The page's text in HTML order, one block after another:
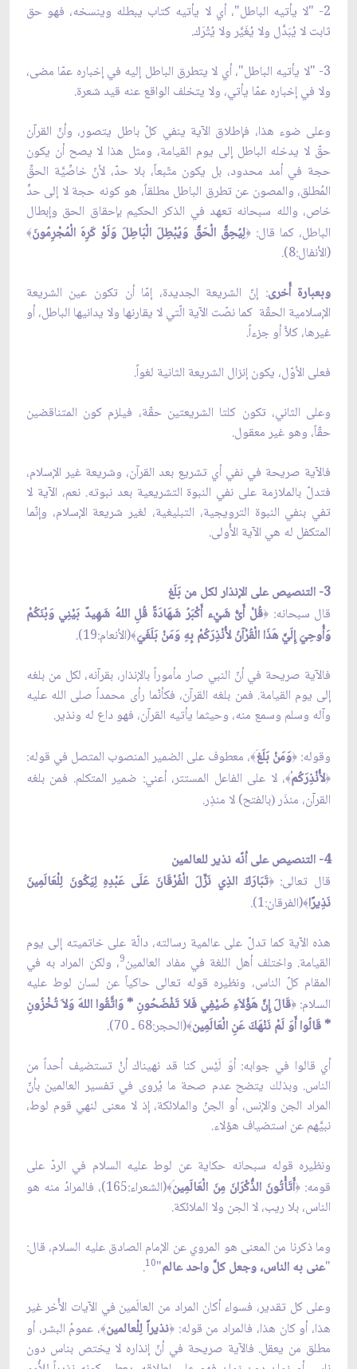
2- "لا يأتيه الباطل"، أي لا يأتيه كتاب يبطله وينسخه، فهو حق
ثابت لا يُبَدَّل ولا يُغَيَّر ولا يُتْرَك.
3- "لا يأتيه الباطل"، أي لا يتطرق الباطل إليه في إخباره عمّا مضى،
ولا في إخباره عمّا يأتي، ولا يتخلف الواقع عنه قيد شعرة.
وعلى ضوء هذا، فإطلاق الآية ينفي كلّ باطل يتصور، وأنّ القرآن
حقّ لا يدخله الباطل إلى يوم القيامة، ومثل هذا لا يصح أن يكون
حجة في أمد محدود، بل يكون متّبعاً، بلا حدّ، لأنّ خاصِّيَّة الحقِّ
المُطلق، والمصون عن تطرق الباطل مطلقاً، هو كونه حجة لا إلى حدٍّ
خاص، والله سبحانه تعهد في الذكر الحكيم بإحقاق الحق وإبطال
الباطل، كما قال:﴿لِيُحِقَّ الْحَقَّ وَيُبْطِلَ الْبَاطِلَ وَلَوْ كَرِهَ الْمُجْرِمُونَ﴾
(الأنفال:8).
وبعبارة أُخرى: إنّ الشريعة الجديدة، إمّا أن تكون عين الشريعة
الإسلامية الحقّة كما نصّت الآية الّتي لا يقارنها ولا يدانيها الباطل، أو
غيرها، كلاًّ أو جزءاً.
فعلى الأوّل، يكون إنزال الشريعة الثانية لغواً.
وعلى الثاني، تكون كلتا الشريعتين حقّة، فيلزم كون المتناقضين
حقّاً، وهو غير معقول.
فالآية صريحة في نفي أي تشريع بعد القرآن، وشريعة غير الإسلام،
فتدلّ بالملازمة على نفي النبوة التشريعية بعد نبوته. نعم، الآية لا
تفي بنفي النبوة الترويجية، التبليغية، لغير شريعة الإسلام، وإنّما
المتكفل له هي الآية الأُولى.
3- التنصيص على الإنذار لكل من بَلَغ
قال سبحانه:﴿قُلْ أَىُّ شَيْء أَكْبَرُ شَهَادَةً قُلِ اللهُ شَهِيدٌ بَيْنِي وَبْنَكُمْ
وَأُوحِيَ إِلَيَّ هَذَا الْقُرْآنُ لأُنْذِرَكُمْ بِهِ وَمَنْ بَلَغَيَ﴾(الأنعام:19).
فالآية صريحة في أنّ النبي صار مأموراً بالإنذار، بقرآنه، لكل من بلغه
إلى يوم القيامة. فمن بلغه القرآن، فكأنّما رأى محمداً صلى الله عليه
وآله وسلم وسمع منه، وحيثما يأتيه القرآن، فهو داع له ونذير.
وقوله: ﴿وَمَنْ بَلَغ﴾، معطوف على الضمير المنصوب المتصل في قوله:
﴿لأُنْذِرَكُم﴾، لا على الفاعل المستتر، أعني: ضمير المتكلم. فمن بلغه
القرآن، منذَر(بالفتح) لا منذِر.
4- التنصيص على أنّه نذير للعالمين
قال تعالى:﴿تَبَارَكَ الذِي نَزَّلَ الْفُرْقَانَ عَلَى عَبْدِهِ لِيَكُونَ لِلْعَالَمِينَ
نَذِيرًا﴾(الفرقان:1).
هذه الآية كما تدلّ على عالمية رسالته، دالّة على خاتميته إلى يوم
القيامة. واختلف أهل اللغة في مفاد العالمين9، ولكن المراد به في
المقام كلّ الناس، ونظيره قوله تعالى حاكياً عن لسان لوط عليه
السلام: ﴿قَالَ إِنَّ هَؤُلاَءِ ضَيْفِي فَلاَ تَفْضَحُونِ * وَاتَّقُوا اللهَ وَلاَ تُخْزُونِ
* قَالُوا أَوَ لَمْ نَنْهَكَ عَنِ الْعَالَمِين﴾(الحجر:68 ـ 70).
أي قالوا في جوابه: أوَ لَيْس كنا قد نهيناك أنْ تستضيف أحداً من
الناس. وبذلك يتضح عدم صحة ما يُروى في تفسير العالمين بأنّ
المراد الجن والإنس، أو الجنّ والملائكة، إذ لا معنى لنهي قوم لوط،
نبيَّهم عن استضياف هؤلاء.
ونظيره قوله سبحانه حكاية عن لوط عليه السلام في الردّ على
قومه: ﴿أَتَأْتُونَ الذُّكْرَانَ مِنَ الْعَالَمِين﴾
(الشعراء:165)، فالمرادُ منه هو
الناس، بلا ريب، لا الجن ولا الملائكة.
وما ذكرنا من المعنى هو المروي عن الإمام الصادق عليه السلام، قال:
"عنى به الناس، وجعل كلَّ واحد عالم"
10
.
وعلى كل تقدير، فسواء أكان المراد من العالَمين في الآيات الأُخر غير
هذا، أو كان هذا، فالمراد من قوله:﴿نذيراً لِلْعالمين﴾، عمومُ البشر، أو
مطلق من يعقل. فالآية صريحة في أنّ إنذاره لا يختص بناس دون